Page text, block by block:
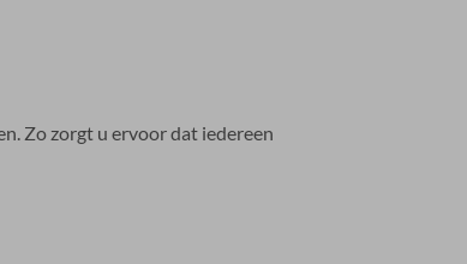
Zo zorgt u ervoor dat iedereen